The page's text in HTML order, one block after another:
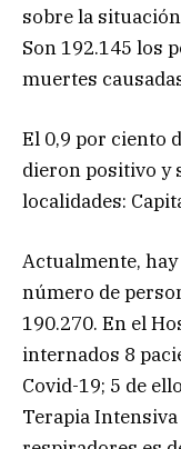
sobre la
Son 192.145 los
muertes
El 0,9 por ciento
dieron positivo y
localidades:
Actualmente,
número de
190.270. En el
internados 8
Covid-19; 5 de
Terapia